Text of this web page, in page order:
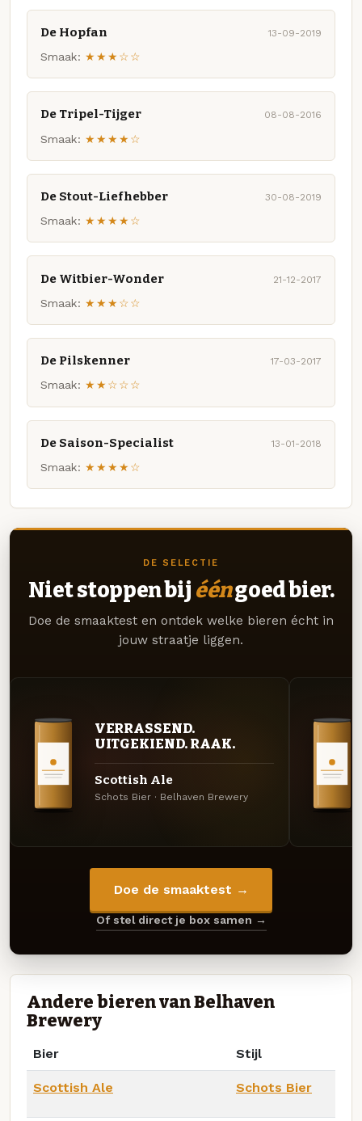
De Hopfan 13-09-2019
Smaak: ★★★☆☆
De Tripel-Tijger 08-08-2016
Smaak: ★★★★☆
De Stout-Liefhebber 30-08-2019
Smaak: ★★★★☆
De Witbier-Wonder 21-12-2017
Smaak: ★★★☆☆
De Pilskenner 17-03-2017
Smaak: ★★☆☆☆
De Saison-Specialist 13-01-2018
Smaak: ★★★★☆
DE SELECTIE
Niet stoppen bij ééngoed bier.
Doe de smaaktest en ontdek welke bieren écht in
jouw straatje liggen.
VERRASSEND.
UITGEKIEND. RAAK.
Scottish Ale
Schots Bier · Belhaven Brewery
Doe de smaaktest →
Of stel direct je box samen →
Andere bieren van Belhaven
Brewery
Bier Stijl
Scottish Ale Schots Bier